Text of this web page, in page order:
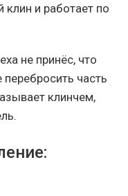
клин и работает по
не принёс, что
часть
клинчем,